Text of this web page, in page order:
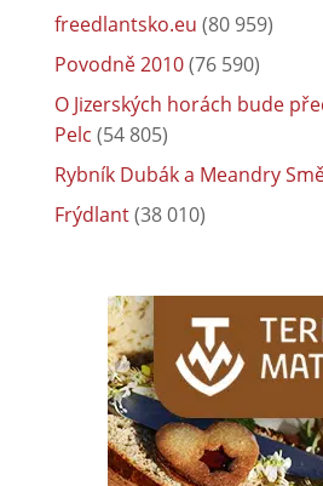
freedlantsko.eu (80 959)
Povodně 2010(76 590)
O Jizerských horách bude
Pelc (54 805)
Rybník Dubák a Meandry
Frýdlant(38 010)